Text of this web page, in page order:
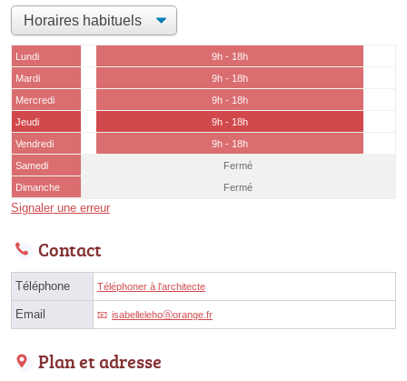
Lundi
9h - 18h
Mardi
9h - 18h
Mercredi
9h - 18h
Jeudi
9h - 18h
Vendredi
9h - 18h
Samedi
Fermé
Dimanche
Fermé
Signaler une erreur
Contact
Téléphone Téléphoner à l'architecte
Email isabellelehoⓐorange.fr
Plan et adresse